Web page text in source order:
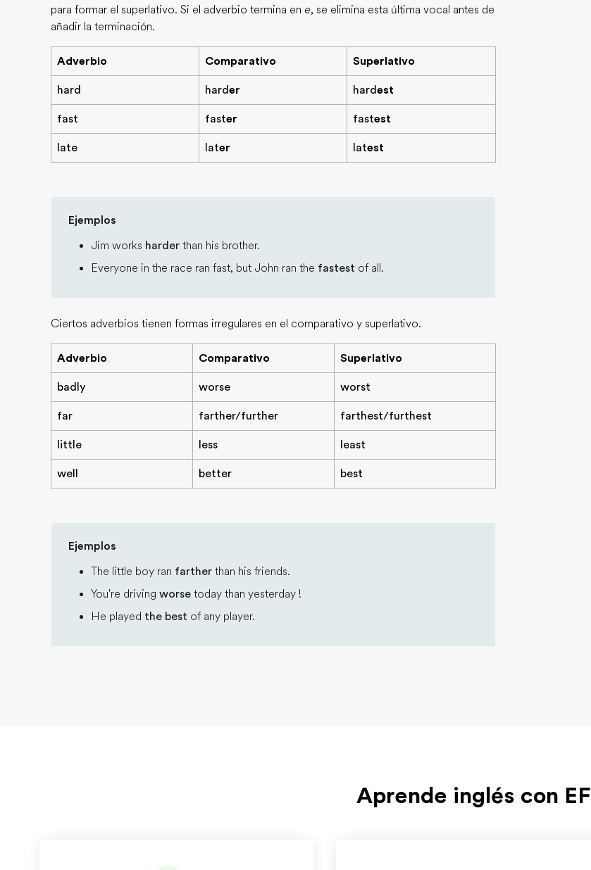
para formar el superlativo. Si el adverbio termina en e, se elimina esta última vocal antes de
añadir la terminación.
Adverbio Comparativo Superlativo
hard harder hardest
fast faster fastest
late later latest
Ejemplos
Jim works harder than his brother.
Everyone in the race ran fast, but John ran the fastest of all.
Ciertos adverbios tienen formas irregulares en el comparativo y superlativo.
Adverbio Comparativo Superlativo
badly worse worst
far farther/further farthest/furthest
little less least
well better best
Ejemplos
The little boy ran farther than his friends.
You're driving worse today than yesterday !
He played the best of any player.
Aprende inglés con EF